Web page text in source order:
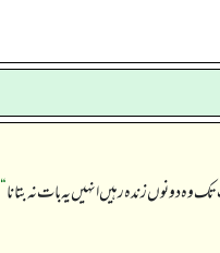
دونوں زندہ رہیں انہیں یہ بات نہ بتانا“